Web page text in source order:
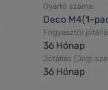
Gyártó száma:
Deco M4(1-
Fogyasztói
36 Hónap
Jótállás (Jogi
36 Hónap